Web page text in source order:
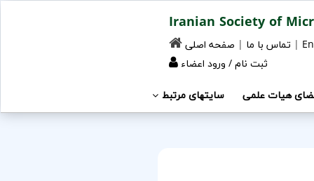
تماس با ما
صفحه اصلی
ثبت نام / ورود اعضاء
هیات علمی سایتهای مرتبط